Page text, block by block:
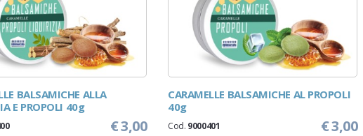
BALSAMICHE ALLA
E PROPOLI 40g
€ 3,00
CARAMELLE BALSAMICHE AL PROPOLI
40g
€ 3,00
Cod. 9000401